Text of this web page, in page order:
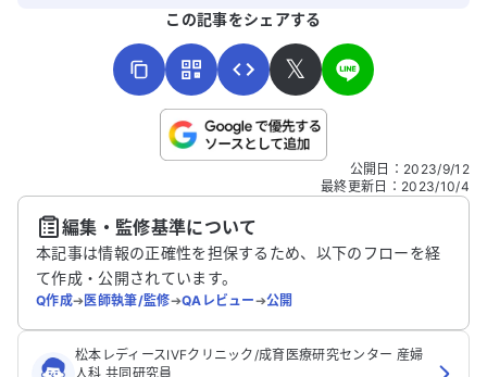
こちらは送信専用のフォームです。氏名やご自身の病気の詳細な
送信する
この記事をシェアする
𝕏
公開日 ： 2023/9/12
最終更新日 ： 2023/10/4
編集・監修基準について
本記事は情報の正確性を担保するため、以下のフローを経
て作成・公開されています。
Q作成➔医師執筆/監修➔QAレビュー➔公開
松本レディースIVFクリニック/成育医療研究センター 産婦
人科 共同研究員